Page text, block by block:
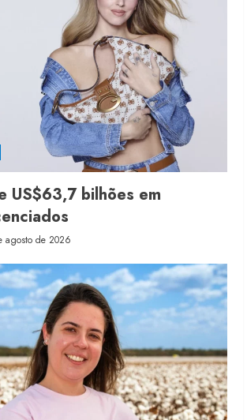
US$63,7 bilhões em
agosto de 2026